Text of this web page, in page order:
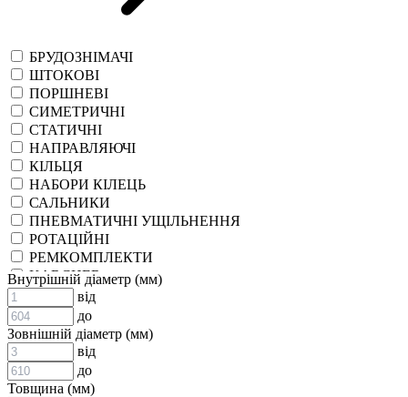
БРУДОЗНІМАЧІ
ШТОКОВІ
ПОРШНЕВІ
СИМЕТРИЧНІ
СТАТИЧНІ
НАПРАВЛЯЮЧІ
КІЛЬЦЯ
НАБОРИ КІЛЕЦЬ
САЛЬНИКИ
ПНЕВМАТИЧНІ УЩІЛЬНЕННЯ
РОТАЦІЙНІ
РЕМКОМПЛЕКТИ
KARCHER
EPDM
СПЕЦІАЛЬНІ
ВСТАВКИ МУФТ (ЗІРОЧКИ)
ГІДРАВЛІКА
Внутрішній діаметр (мм)
від
до
Зовнішній діаметр (мм)
від
до
Товщина (мм)